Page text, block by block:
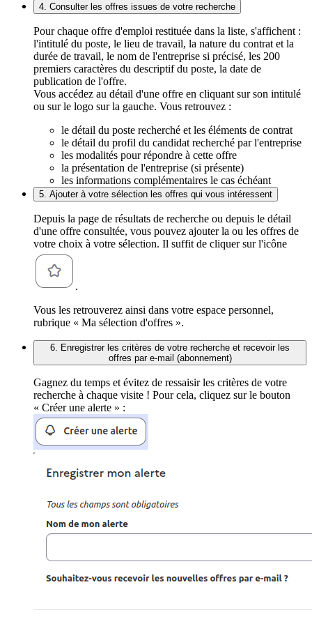
4. Consulter les offres issues de votre recherche
Pour chaque offre d'emploi restituée dans la liste, s'affichent :
l'intitulé du poste, le lieu de travail, la nature du contrat et la
durée de travail, le nom de l'entreprise si précisé, les 200
premiers caractères du descriptif du poste, la date de
publication de l'offre.
Vous accédez au détail d'une offre en cliquant sur son intitulé
ou sur le logo sur la gauche. Vous retrouvez :
le détail du poste recherché et les éléments de contrat
le détail du profil du candidat recherché par l'entreprise
les modalités pour répondre à cette offre
la présentation de l'entreprise (si présente)
les informations complémentaires le cas échéant
5. Ajouter à votre sélection les offres qui vous intéressent
Depuis la page de résultats de recherche ou depuis le détail
d'une offre consultée, vous pouvez ajouter la ou les offres de
votre choix à votre sélection. Il suffit de cliquer sur l'icône
.
Vous les retrouverez ainsi dans votre espace personnel,
rubrique « Ma sélection d'offres ».
6. Enregistrer les critères de votre recherche et recevoir les
offres par e-mail (abonnement)
Gagnez du temps et évitez de ressaisir les critères de votre
recherche à chaque visite ! Pour cela, cliquez sur le bouton
« Créer une alerte » :